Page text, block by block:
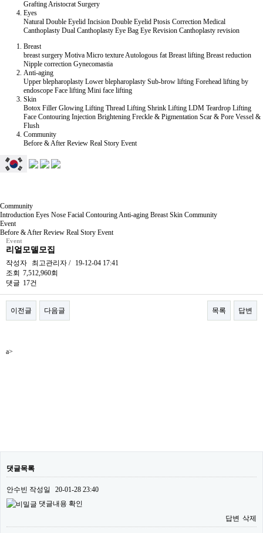
GraftingAristocrat Surgery
Eyes
Natural Double Eyelid Incision Double Eyelid Ptosis Correction Medical
Canthoplasty Dual Canthoplasty Eye Bag Eye Revision Canthoplasty revision
Breast
breast surgery Motiva Micro textureAutologous fat Breast lifting Breast reduction
Nipple correction Gynecomastia
Anti-aging
Upper blepharoplasty Lower blepharoplasty Sub-brow lifting Forehead lifting by
endoscope Face lifting Mini face lifting
Skin
Botox Filler Glowing Lifting Thread Lifting Shrink Lifting LDM Teardrop Lifting
Face Contouring Injection Brightening Freckle & Pigmentation Scar & Pore Vessel &
Flush
Community
Before & After Review Real Story Event
Community
Introduction Eyes Nose Facial ContouringAnti-aging Breast Skin Community
Event
Before & After Review Real Story Event
Event
리얼모델모집
작성자 최고관리자 / 19-12-04 17:41
조회 7,512,960회
댓글 17건
이전글 다음글 목록 답변
a>
댓글목록
안수빈 작성일
20-01-28 23:40
댓글내용 확인
답변 삭제